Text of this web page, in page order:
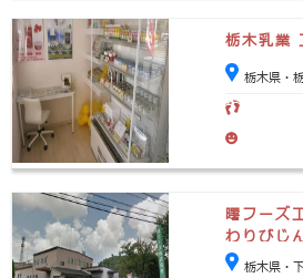
栃木乳業
栃木県・
曙フーズ
わりびじ
栃木県・